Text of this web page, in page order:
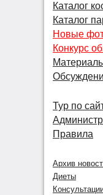
Каталог
Каталог
Новые
Конкурс
Тур по
Правила
Архив
Диеты